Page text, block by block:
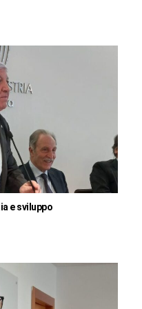
e sviluppo